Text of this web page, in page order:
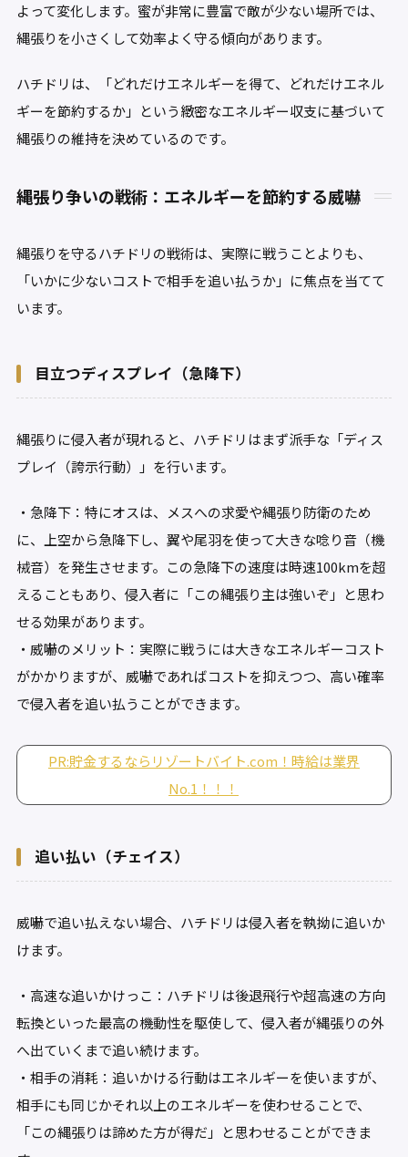
よって変化します。蜜が非常に豊富で敵が少ない場所では、
縄張りを小さくして効率よく守る傾向があります。
ハチドリは、「どれだけエネルギーを得て、どれだけエネル
ギーを節約するか」という緻密なエネルギー収支に基づいて
縄張りの維持を決めているのです。
縄張り争いの戦術：エネルギーを節約する威嚇
縄張りを守るハチドリの戦術は、実際に戦うことよりも、
「いかに少ないコストで相手を追い払うか」に焦点を当てて
います。
目立つディスプレイ（急降下）
縄張りに侵入者が現れると、ハチドリはまず派手な「ディス
プレイ（誇示行動）」を行います。
・急降下：特にオスは、メスへの求愛や縄張り防衛のため
に、上空から急降下し、翼や尾羽を使って大きな唸り音（機
械音）を発生させます。この急降下の速度は時速100kmを超
えることもあり、侵入者に「この縄張り主は強いぞ」と思わ
せる効果があります。
・威嚇のメリット：実際に戦うには大きなエネルギーコスト
がかかりますが、威嚇であればコストを抑えつつ、高い確率
で侵入者を追い払うことができます。
PR:貯金するならリゾートバイト.com！時給は業界
No.1！！！
追い払い（チェイス）
威嚇で追い払えない場合、ハチドリは侵入者を執拗に追いか
けます。
・高速な追いかけっこ：ハチドリは後退飛行や超高速の方向
転換といった最高の機動性を駆使して、侵入者が縄張りの外
へ出ていくまで追い続けます。
・相手の消耗：追いかける行動はエネルギーを使いますが、
相手にも同じかそれ以上のエネルギーを使わせることで、
「この縄張りは諦めた方が得だ」と思わせることができま